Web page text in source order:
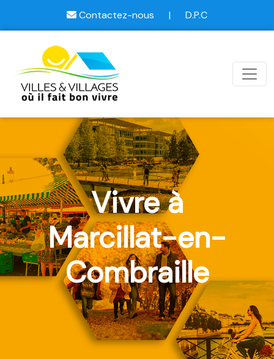
Contactez-nous | D.P.C
Vivre à
Marcillat-en-
Combraille